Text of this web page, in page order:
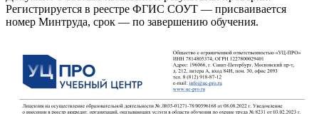
Регистрируется в реестре ФГИС СОУТ — присваивается
номер Минтруда, срок — по завершению обучения.